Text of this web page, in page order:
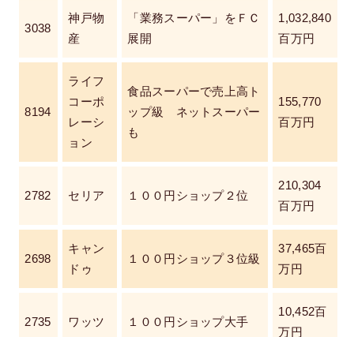
3038
神戸物
産
「業務スーパー」をＦＣ
展開
1,032,840
百万円
8194
ライフ
コーポ
レーシ
ョン
食品スーパーで売上高ト
ップ級 ネットスーパー
も
155,770
百万円
2782 セリア １００円ショップ２位
210,304
百万円
2698
キャン
ドゥ
１００円ショップ３位級
37,465百
万円
2735 ワッツ １００円ショップ大手
10,452百
万円